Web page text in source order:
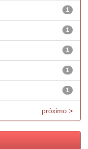
1
1
1
1
1
próximo >